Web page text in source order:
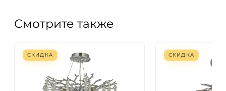
Смотрите также
СКИДКА СКИДКА